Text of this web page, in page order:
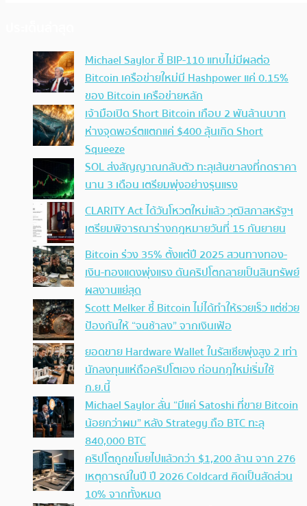
Michael Saylor ชี้ BIP-110 แทบไม่มีผลต่อ
Bitcoin เครือข่ายใหม่มี Hashpower แค่ 0.15%
ของ Bitcoin เครือข่ายหลัก
เจ้ามือเปิด Short Bitcoin เกือบ 2 พันล้านบาท
ห่างจุดพอร์ตแตกแค่ $400 ลุ้นเกิด Short
Squeeze
SOL ส่งสัญญาณกลับตัว ทะลุเส้นขาลงที่กดราคา
นาน 3 เดือน เตรียมพุ่งอย่างรุนแรง
CLARITY Act ได้วันโหวตใหม่แล้ว วุฒิสภาสหรัฐฯ
เตรียมพิจารณาร่างกฎหมายวันที่ 15 กันยายน
Bitcoin ร่วง 35% ตั้งแต่ปี 2025 สวนทางทอง-
เงิน-ทองแดงพุ่งแรง ดันคริปโตกลายเป็นสินทรัพย์
ผลงานแย่สุด
Scott Melker ชี้ Bitcoin ไม่ได้ทำให้รวยเร็ว แต่ช่วย
ป้องกันให้ “จนช้าลง” จากเงินเฟ้อ
ยอดขาย Hardware Wallet ในรัสเซียพุ่งสูง 2 เท่า
นักลงทุนแห่ถือคริปโตเอง ก่อนกฎใหม่เริ่มใช้
ก.ย.นี้
Michael Saylor ลั่น “มีแค่ Satoshi ที่ขาย Bitcoin
น้อยกว่าผม” หลัง Strategy ถือ BTC ทะลุ
840,000 BTC
คริปโตถูกขโมยไปแล้วกว่า $1,200 ล้าน จาก 276
เหตุการณ์ในปี ปี 2026 Coldcard คิดเป็นสัดส่วน
10% จากทั้งหมด